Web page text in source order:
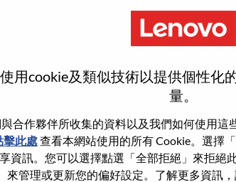
用cookie及類似技術以提供個性化
量。
合作夥伴所收集的資料以及我們如何使用這
擊此處查看本網站使用的所有 Cookie。選擇
資訊。您可以選擇點選「全部拒絕」來拒絕
來管理或更新您的偏好設定。了解更多資訊
own what we do. We WOW our customers.